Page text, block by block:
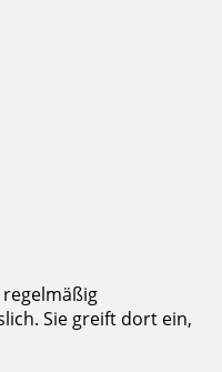
Sie greift dort ein,